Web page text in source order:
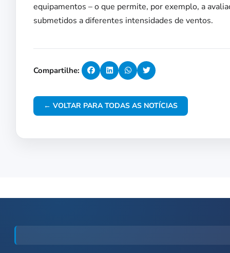
equipamentos – o que permite, por exemplo, a
submetidos a diferentes intensidades de ventos.
Compartilhe:
← VOLTAR PARA TODAS AS NOTÍCIAS